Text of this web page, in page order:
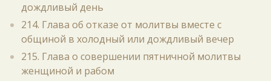
дождливый день
214. Глава об отказе от молитвы вместе с
общиной в холодный или дождливый вечер
215. Глава о совершении пятничной молитвы
женщиной и рабом